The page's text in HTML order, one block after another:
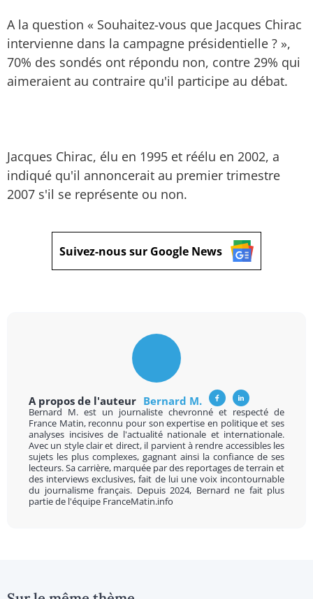
A la question « Souhaitez-vous que Jacques Chirac
intervienne dans la campagne présidentielle ? »,
70% des sondés ont répondu non, contre 29% qui
aimeraient au contraire qu'il participe au débat.
Jacques Chirac, élu en 1995 et réélu en 2002, a
indiqué qu'il annoncerait au premier trimestre
2007 s'il se représente ou non.
Suivez-nous sur Google News
A propos de l'auteur Bernard M.
Bernard M. est un journaliste chevronné et respecté de
France Matin, reconnu pour son expertise en politique et ses
analyses incisives de l'actualité nationale et internationale.
Avec un style clair et direct, il parvient à rendre accessibles les
sujets les plus complexes, gagnant ainsi la confiance de ses
lecteurs. Sa carrière, marquée par des reportages de terrain et
des interviews exclusives, fait de lui une voix incontournable
du journalisme français. Depuis 2024, Bernard ne fait plus
partie de l'équipe FranceMatin.info